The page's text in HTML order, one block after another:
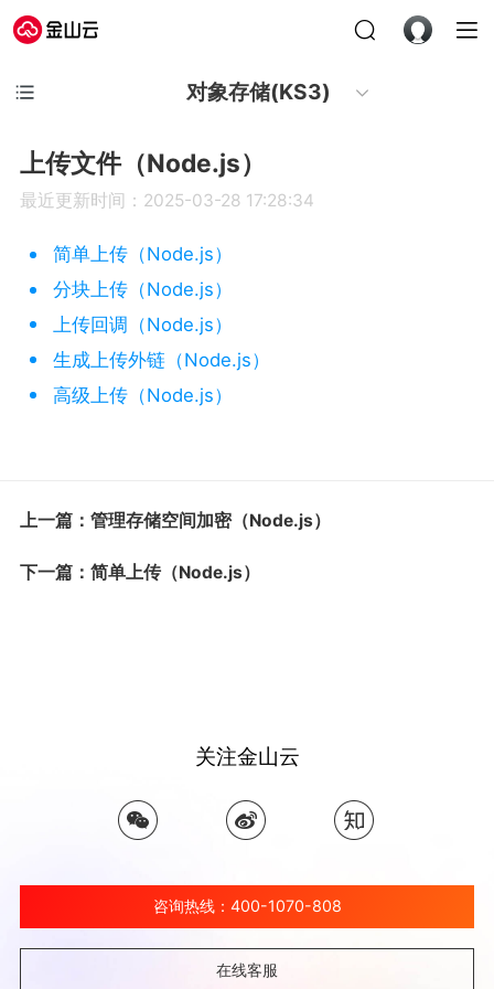
对象存储(KS3)
上传文件（Node.js）
最近更新时间：2025-03-28 17:28:34
简单上传（Node.js）
分块上传（Node.js）
上传回调（Node.js）
生成上传外链（Node.js）
高级上传（Node.js）
上一篇：管理存储空间加密（Node.js）
下一篇：简单上传（Node.js）
关注金山云
咨询热线：400-1070-808
在线客服